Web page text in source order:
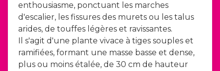
enthousiasme, ponctuant les marches
d'escalier, les fissures des murets ou les talus
arides, de touffes légères et ravissantes.
Il s'agit d'une plante vivace à tiges souples et
ramifiées, formant une masse basse et dense,
plus ou moins étalée, de 30 cm de hauteur